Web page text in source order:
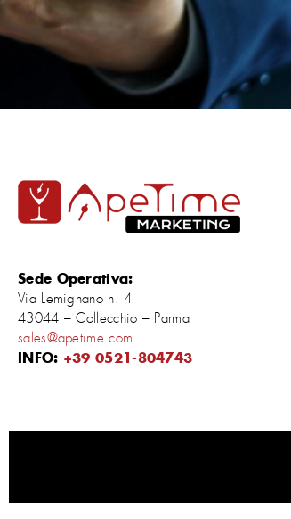
Sede Operativa:
Via Lemignano n. 4
43044 – Collecchio – Parma
sales@apetime.com
INFO: +39 0521-804743